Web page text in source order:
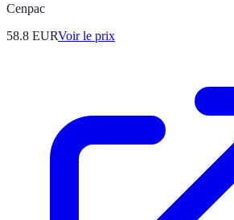
Cenpac
58.8 EURVoir le prix